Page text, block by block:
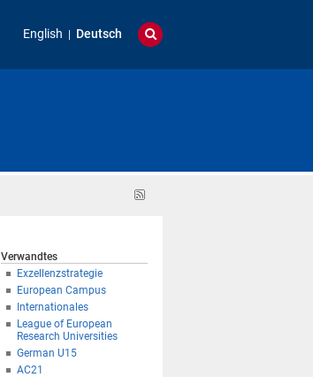
English Deutsch
Verwandtes
Exzellenzstrategie
European Campus
Internationales
League of European
Research Universities
German U15
AC21